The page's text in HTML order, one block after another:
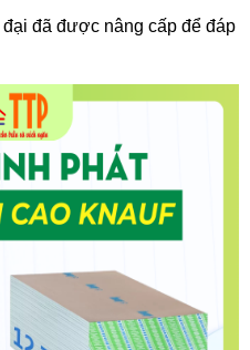
đã được nâng cấp để đáp